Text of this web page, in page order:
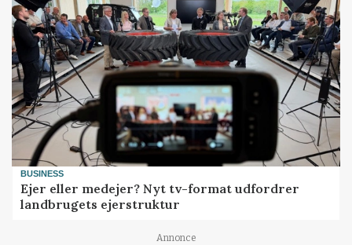
BUSINESS
Ejer eller medejer? Nyt tv-format udfordrer
landbrugets ejerstruktur
Annonce